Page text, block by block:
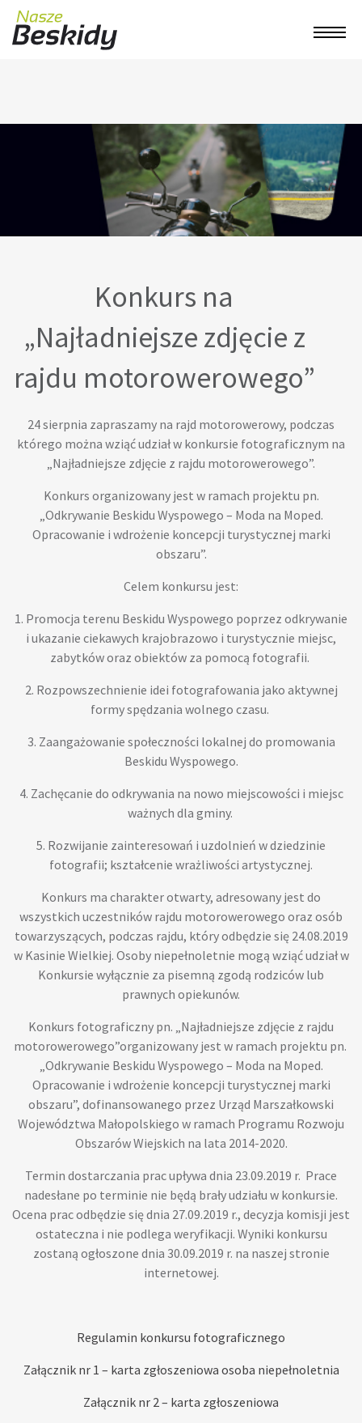
Konkurs na
„Najładniejsze zdjęcie z
rajdu motorowerowego”
24 sierpnia zapraszamy na rajd motorowerowy, podczas
którego można wziąć udział w konkursie fotograficznym na
„Najładniejsze zdjęcie z rajdu motorowerowego”.
Konkurs organizowany jest w ramach projektu pn.
„Odkrywanie Beskidu Wyspowego – Moda na Moped.
Opracowanie i wdrożenie koncepcji turystycznej marki
obszaru”.
Celem konkursu jest:
1. Promocja terenu Beskidu Wyspowego poprzez odkrywanie
i ukazanie ciekawych krajobrazowo i turystycznie miejsc,
zabytków oraz obiektów za pomocą fotografii.
2. Rozpowszechnienie idei fotografowania jako aktywnej
formy spędzania wolnego czasu.
3. Zaangażowanie społeczności lokalnej do promowania
Beskidu Wyspowego.
4. Zachęcanie do odkrywania na nowo miejscowości i miejsc
ważnych dla gminy.
5. Rozwijanie zainteresowań i uzdolnień w dziedzinie
fotografii; kształcenie wrażliwości artystycznej.
Konkurs ma charakter otwarty, adresowany jest do
wszystkich uczestników rajdu motorowerowego oraz osób
towarzyszących, podczas rajdu, który odbędzie się 24.08.2019
w Kasinie Wielkiej. Osoby niepełnoletnie mogą wziąć udział w
Konkursie wyłącznie za pisemną zgodą rodziców lub
prawnych opiekunów.
Konkurs fotograficzny pn. „Najładniejsze zdjęcie z rajdu
motorowerowego”organizowany jest w ramach projektu pn.
„Odkrywanie Beskidu Wyspowego – Moda na Moped.
Opracowanie i wdrożenie koncepcji turystycznej marki
obszaru”, dofinansowanego przez Urząd Marszałkowski
Województwa Małopolskiego w ramach Programu Rozwoju
Obszarów Wiejskich na lata 2014-2020.
Termin dostarczania prac upływa dnia 23.09.2019 r. Prace
nadesłane po terminie nie będą brały udziału w konkursie.
Ocena prac odbędzie się dnia 27.09.2019 r., decyzja komisji jest
ostateczna i nie podlega weryfikacji. Wyniki konkursu
zostaną ogłoszone dnia 30.09.2019 r. na naszej stronie
internetowej.
Regulamin konkursu fotograficznego
Załącznik nr 1 – karta zgłoszeniowa osoba niepełnoletnia
Załącznik nr 2 – karta zgłoszeniowa